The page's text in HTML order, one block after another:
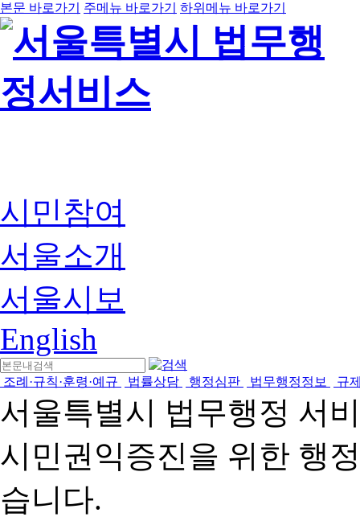
본문 바로가기 주메뉴 바로가기 하위메뉴 바로가기
시민참여
서울소개
서울시보
English
조례·규칙·훈령·예규 법률상담 행정심판 법무행정정보 규
서울특별시 법무행정 서
시민권익증진을 위한 행
습니다.